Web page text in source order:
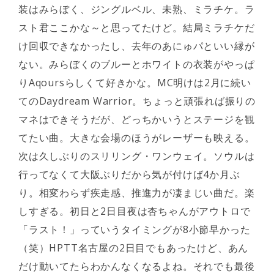
装はみらぼく、ジングルベル、未熟、ミラチケ。ラ
スト君ここかな～と思ってたけど。結局ミラチケだ
け回収できなかったし、去年のあにゅパといい縁が
ない。みらぼくのブルーとホワイトの衣装がやっぱ
りAqoursらしくて好きかな。MC明けは2月に続い
てのDaydream Warrior。ちょっと頑張れば振りの
マネはできそうだが、どっちかいうとステージを観
てたい曲。大きな会場のほうがレーザーも映える。
次は久しぶりのスリリング・ワンウェイ。ソウルは
行ってなくて大阪ぶりだから気が付けば4か月ぶ
り。相変わらず疾走感、推進力が凄まじい曲だ。楽
しすぎる。初日と2日目夜は杏ちゃんがアウトロで
「ラスト！」っていうタイミングが8小節早かった
（笑）HPTT名古屋の2日目でもあったけど、あん
だけ動いてたらわかんなくなるよね。それでも最後